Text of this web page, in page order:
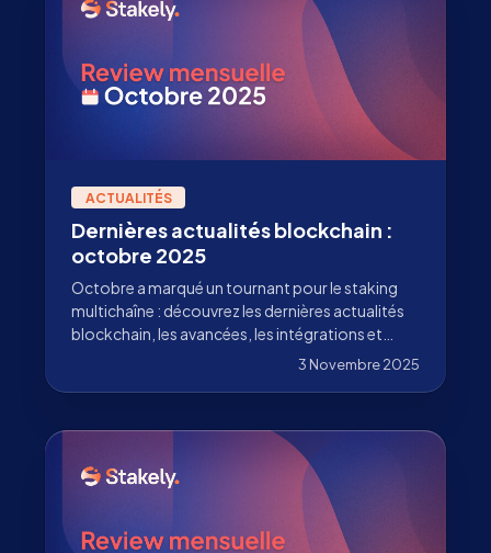
ACTUALITÉS
Dernières actualités blockchain :
octobre 2025
Octobre a marqué un tournant pour le staking
multichaîne : découvrez les dernières actualités
blockchain, les avancées, les intégrations et
comment Stakely en accélère l’adoption.3 Novembre 2025